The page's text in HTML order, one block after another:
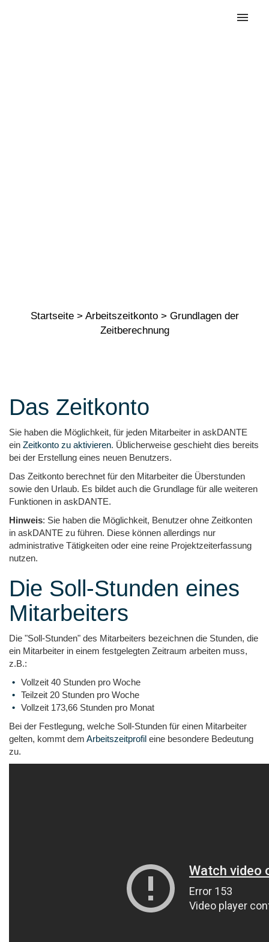
Startseite > Arbeitszeitkonto > Grundlagen der
Zeitberechnung
Das Zeitkonto
Sie haben die Möglichkeit, für jeden Mitarbeiter in askDANTE
ein Zeitkonto zu aktivieren. Üblicherweise geschieht dies bereits
bei der Erstellung eines neuen Benutzers.
Das Zeitkonto berechnet für den Mitarbeiter die Überstunden
sowie den Urlaub. Es bildet auch die Grundlage für alle weiteren
Funktionen in askDANTE.
Hinweis: Sie haben die Möglichkeit, Benutzer ohne Zeitkonten
in askDANTE zu führen. Diese können allerdings nur
administrative Tätigkeiten oder eine reine Projektzeiterfassung
nutzen.
Die Soll-Stunden eines
Mitarbeiters
Die "Soll-Stunden" des Mitarbeiters bezeichnen die Stunden, die
ein Mitarbeiter in einem festgelegten Zeitraum arbeiten muss,
z.B.:
Vollzeit 40 Stunden pro Woche
Teilzeit 20 Stunden pro Woche
Vollzeit 173,66 Stunden pro Monat
Bei der Festlegung, welche Soll-Stunden für einen Mitarbeiter
gelten, kommt dem Arbeitszeitprofil eine besondere Bedeutung
zu.